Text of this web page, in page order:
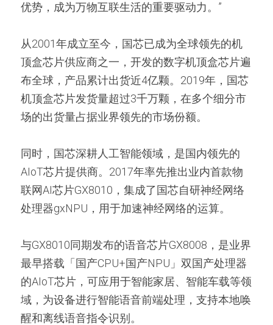
优势，成为万物互联生活的重要驱动力。”
从2001年成立至今，国芯已成为全球领先的机
顶盒芯片供应商之一，开发的数字机顶盒芯片遍
布全球，产品累计出货近4亿颗。2019年，国芯
机顶盒芯片发货量超过3千万颗，在多个细分市
场的出货量占据业界领先的市场份额。
同时，国芯深耕人工智能领域，是国内领先的
AIoT芯片提供商。2017年率先推出业内首款物
联网AI芯片GX8010，集成了国芯自研神经网络
处理器gxNPU，用于加速神经网络的运算。
与GX8010同期发布的语音芯片GX8008，是业界
最早搭载「国产CPU+国产NPU」双国产处理器
的AIoT芯片，可应用于智能家居、智能车载等领
域，为设备进行智能语音前端处理，支持本地唤
醒和离线语音指令识别。